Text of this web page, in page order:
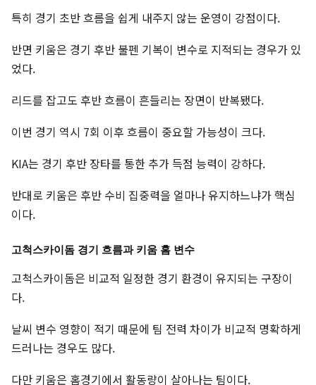
특히 경기 초반 흐름을 쉽게 내주지 않는 운영이 강점이다.
반면 키움은 경기 후반 불펜 기복이 변수로 지적되는 경우가 있
었다.
리드를 잡고도 후반 흐름이 흔들리는 장면이 반복됐다.
이번 경기 역시 7회 이후 흐름이 중요할 가능성이 크다.
KIA는 경기 후반 장타를 통한 추가 득점 능력이 강하다.
반대로 키움은 후반 수비 집중력을 얼마나 유지하느냐가 핵심
이다.
고척스카이돔 경기 흐름과 키움 홈 변수
고척스카이돔은 비교적 일정한 경기 환경이 유지되는 구장이
다.
날씨 변수 영향이 적기 때문에 팀 전력 차이가 비교적 명확하게
드러나는 경우도 많다.
다만 키움은 홈경기에서 활동량이 살아나는 팀이다.